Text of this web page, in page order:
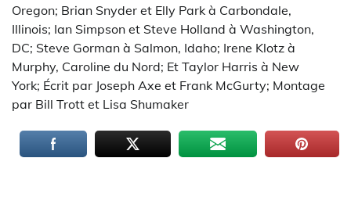
Oregon; Brian Snyder et Elly Park à Carbondale,
Illinois; Ian Simpson et Steve Holland à Washington,
DC; Steve Gorman à Salmon, Idaho; Irene Klotz à
Murphy, Caroline du Nord; Et Taylor Harris à New
York; Écrit par Joseph Axe et Frank McGurty; Montage
par Bill Trott et Lisa Shumaker